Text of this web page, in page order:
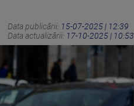
Data publicării: 15-07-2025 | 12:39
Data actualizării: 17-10-2025 | 10:53